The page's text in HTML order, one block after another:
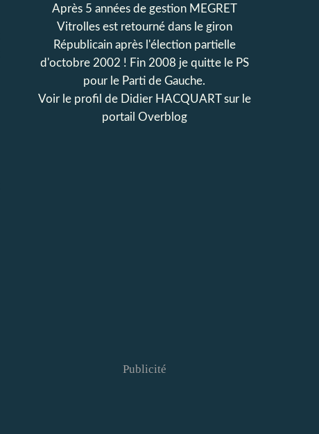
Après 5 années de gestion MEGRET
Vitrolles est retourné dans le giron
Républicain après l'élection partielle
d'octobre 2002 ! Fin 2008 je quitte le PS
pour le Parti de Gauche.
Voir le profil de Didier HACQUARTsur le
portail Overblog
Publicité